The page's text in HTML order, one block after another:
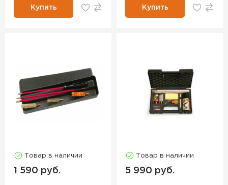
Купить Купить
Товар в наличии
1 590 руб.
Товар в наличии
5 990 руб.